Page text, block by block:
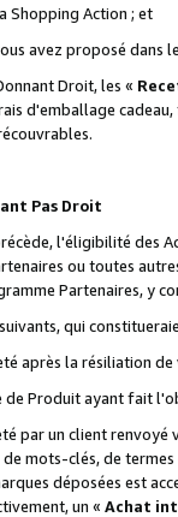
Shopping Action ; et
avez proposé dans
Droit, les «
d'emballage cadeau,
Pas Droit
l'éligibilité des
ou toutes
Partenaires, y
qui
après la résiliation de
de Produit ayant fait
par un client renvoyé
de mots-clés, de
déposées est
un « Achat